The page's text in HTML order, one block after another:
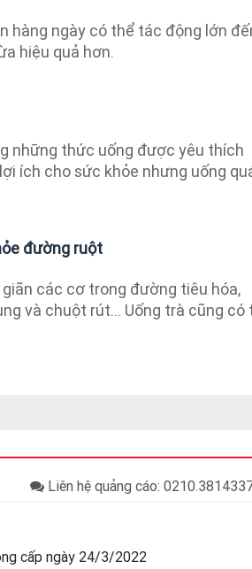
hàng ngày có thể tác động lớn
hiệu quả hơn.
những thức uống được yêu thích
ích cho sức khỏe nhưng uống
đường ruột
các cơ trong đường tiêu hóa,
và chuột rút... Uống trà cũng có
Liên hệ quảng cáo:
cấp ngày 24/3/2022